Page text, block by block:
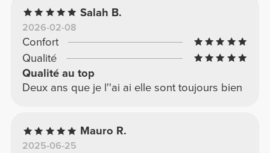
Salah B.
2026-02-08
Confort
Qualité
Qualité au top
Deux ans que je l''ai ai elle sont toujours bien
Mauro R.
2025-06-25